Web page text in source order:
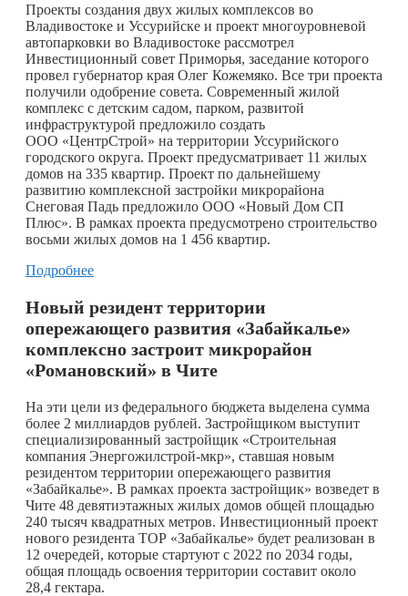
Проекты создания двух жилых комплексов во
Владивостоке и Уссурийске и проект многоуровневой
автопарковки во Владивостоке рассмотрел
Инвестиционный совет Приморья, заседание которого
провел губернатор края Олег Кожемяко. Все три проекта
получили одобрение совета. Современный жилой
комплекс с детским садом, парком, развитой
инфраструктурой предложило создать
ООО «ЦентрСтрой» на территории Уссурийского
городского округа. Проект предусматривает 11 жилых
домов на 335 квартир. Проект по дальнейшему
развитию комплексной застройки микрорайона
Снеговая Падь предложило ООО «Новый Дом СП
Плюс». В рамках проекта предусмотрено строительство
восьми жилых домов на 1 456 квартир.
Подробнее
Новый резидент территории
опережающего развития «Забайкалье»
комплексно застроит микрорайон
«Романовский» в Чите
На эти цели из федерального бюджета выделена сумма
более 2 миллиардов рублей. Застройщиком выступит
специализированный застройщик «Строительная
компания Энергожилстрой-мкр», ставшая новым
резидентом территории опережающего развития
«Забайкалье». В рамках проекта застройщик» возведет в
Чите 48 девятиэтажных жилых домов общей площадью
240 тысяч квадратных метров. Инвестиционный проект
нового резидента ТОР «Забайкалье» будет реализован в
12 очередей, которые стартуют с 2022 по 2034 годы,
общая площадь освоения территории составит около
28,4 гектара.